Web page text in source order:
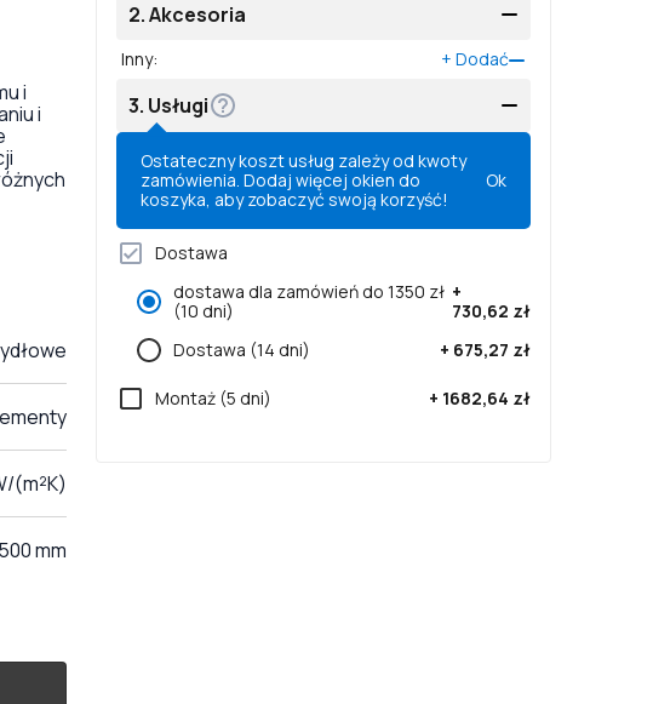
i
i
(m²K)
mm
2.Akcesoria
Inny: + Dodać
3. Usługi
Ostateczny koszt usług zależy od kwoty
zamówienia. Dodaj więcej okien do
koszyka, aby zobaczyć swoją korzyść!
Ok
Dostawa
dostawa dla zamówień do 1350 zł
(10 dni)
+
730,62 zł
Dostawa (14 dni) + 675,27 zł
Montaż (5 dni) + 1682,64 zł